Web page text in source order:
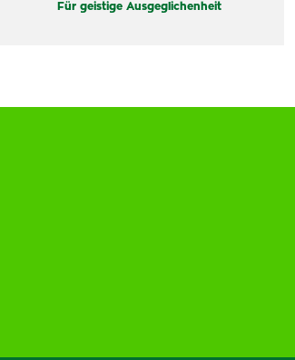
Für geistige Ausgeglichenheit